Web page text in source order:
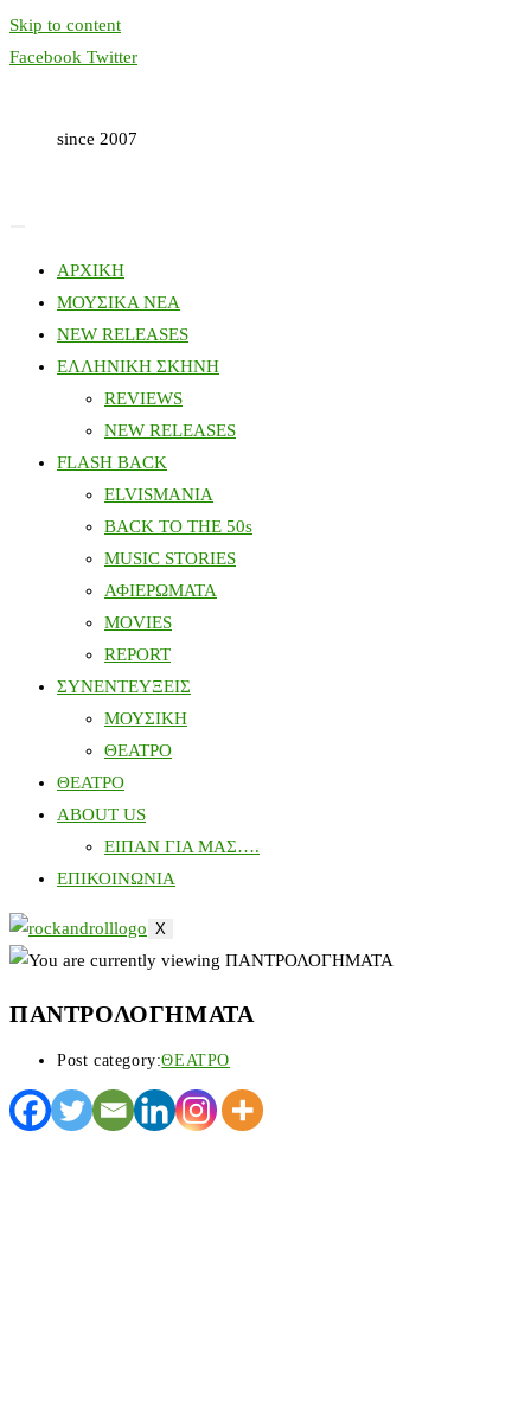
Skip to content
Facebook Twitter
since 2007
ΑΡΧΙΚΗ
ΜΟΥΣΙΚΑ ΝΕΑ
NEW RELEASES
ΕΛΛΗΝΙΚΗ ΣΚΗΝΗ
REVIEWS
NEW RELEASES
FLASH BACK
ELVISMANIA
BACK TO THE 50s
MUSIC STORIES
ΑΦΙΕΡΩΜΑΤΑ
MOVIES
REPORT
ΣΥΝΕΝΤΕΥΞΕΙΣ
ΜΟΥΣΙΚΗ
ΘΕΑΤΡΟ
ΘΕΑΤΡΟ
ABOUT US
ΕΙΠΑΝ ΓΙΑ ΜΑΣ….
ΕΠΙΚΟΙΝΩΝΙΑ
X
ΠΑΝΤΡΟΛΟΓΗΜΑΤΑ
Post category:ΘΕΑΤΡΟ